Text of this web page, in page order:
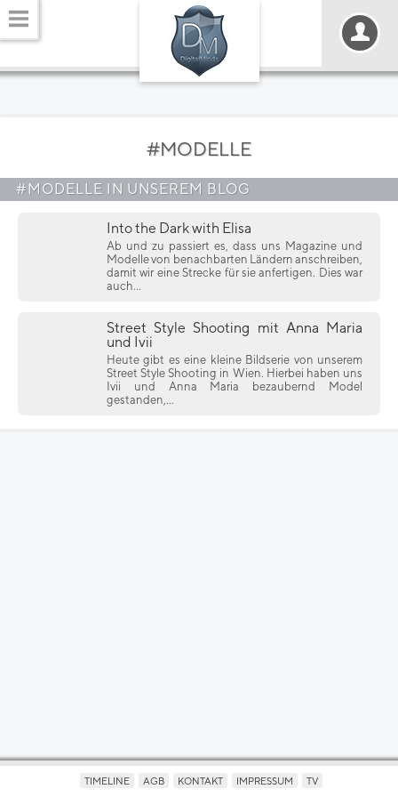
#MODELLE
#MODELLE IN UNSEREM BLOG
Into the Dark with Elisa
Ab und zu passiert es, dass uns Magazine und
Modelle von benachbarten Ländern anschreiben,
damit wir eine Strecke für sie anfertigen. Dies war
auch...
Street Style Shooting mit Anna Maria
und Ivii
Heute gibt es eine kleine Bildserie von unserem
Street Style Shooting in Wien. Hierbei haben uns
Ivii und Anna Maria bezaubernd Model
gestanden,...
TIMELINE AGB KONTAKT IMPRESSUM TV